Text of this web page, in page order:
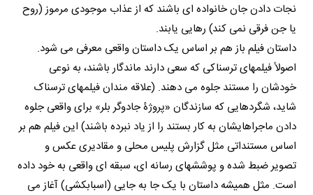
نجات دادن جان خانواده ای باشند که از عذاب موجودی مرموز (روح
یا جن فرقی نمی کند) رهایی یابند.
داستان فیلم باز هم بر اساس یک داستان واقعی معرفی می شود.
اصولاً فیلمهای ترسناکی که سعی دارند ماندگار باشند، به نوعی
خودشان را مستند جلوه می دهند. (علاقه مندان فیلمهای ترسناک
شاید، شگردهایی که سازندگان «پروژۀ جادوگر بلر» برای واقعی جلوه
دادن ماجراهایشان به کار بستند را از یاد نبرده باشند) این فیلم هم بر
اساس مستنداتی مثل گزارش پلیس محلی و مقادیری عکس و
تصویر ضبط شده و پوششهای رسانه ای، سبقه ای واقعی به خود داده
است. مثل همیشه داستان با یک جا به جایی (اسبابکشی) آغاز می